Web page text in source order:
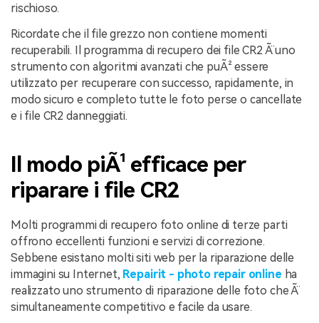
rischioso.
Ricordate che il file grezzo non contiene momenti
recuperabili. Il programma di recupero dei file CR2 Ã¨ uno
strumento con algoritmi avanzati che puÃ² essere
utilizzato per recuperare con successo, rapidamente, in
modo sicuro e completo tutte le foto perse o cancellate
e i file CR2 danneggiati.
Il modo piÃ¹ efficace per
riparare i file CR2
Molti programmi di recupero foto online di terze parti
offrono eccellenti funzioni e servizi di correzione.
Sebbene esistano molti siti web per la riparazione delle
immagini su Internet, Repairit - photo repair online ha
realizzato uno strumento di riparazione delle foto che Ã¨
simultaneamente competitivo e facile da usare.